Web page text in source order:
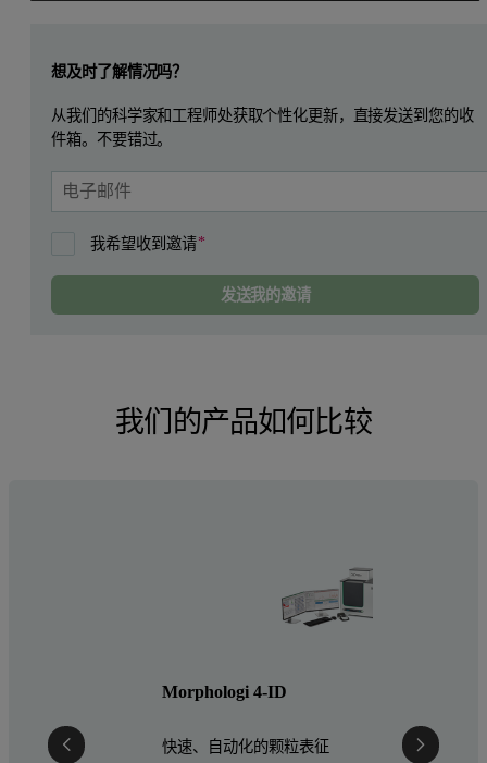
想及时了解情况吗？
从我们的科学家和工程师处获取个性化更新，直接发送到您的收
件箱。不要错过。
我希望收到邀请
发送我的邀请
我们的产品如何比较
Morphologi 4-ID
快速、自动化的颗粒表征